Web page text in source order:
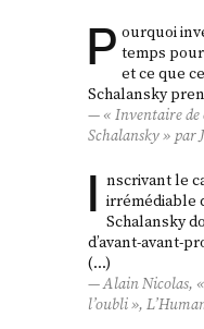
P ourquoi
temps
et ce que
Schalansky
«Inventaire de
Schalansky » par
I nscrivant le
irrémédiable
Schalansky
d’avant-avant-
(…)
Alain Nicolas,
l’oubli »,